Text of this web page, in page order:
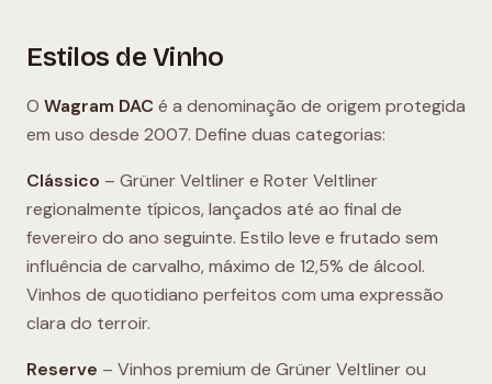
Estilos de Vinho
O Wagram DAC é a denominação de origem protegida
em uso desde 2007. Define duas categorias:
Clássico – Grüner Veltliner e Roter Veltliner
regionalmente típicos, lançados até ao final de
fevereiro do ano seguinte. Estilo leve e frutado sem
influência de carvalho, máximo de 12,5% de álcool.
Vinhos de quotidiano perfeitos com uma expressão
clara do terroir.
Reserve – Vinhos premium de Grüner Veltliner ou